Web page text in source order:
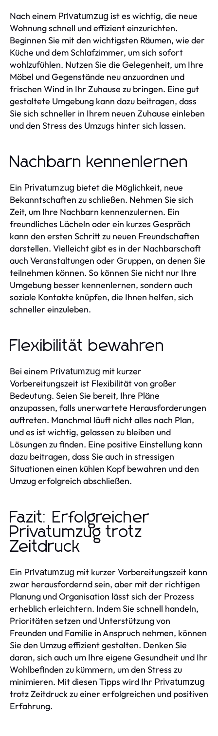
Nach einem Privatumzug ist es wichtig, die neue
Wohnung schnell und effizient einzurichten.
Beginnen Sie mit den wichtigsten Räumen, wie der
Küche und dem Schlafzimmer, um sich sofort
wohlzufühlen. Nutzen Sie die Gelegenheit, um Ihre
Möbel und Gegenstände neu anzuordnen und
frischen Wind in Ihr Zuhause zu bringen. Eine gut
gestaltete Umgebung kann dazu beitragen, dass
Sie sich schneller in Ihrem neuen Zuhause einleben
und den Stress des Umzugs hinter sich lassen.
Nachbarn kennenlernen
Ein Privatumzug bietet die Möglichkeit, neue
Bekanntschaften zu schließen. Nehmen Sie sich
Zeit, um Ihre Nachbarn kennenzulernen. Ein
freundliches Lächeln oder ein kurzes Gespräch
kann den ersten Schritt zu neuen Freundschaften
darstellen. Vielleicht gibt es in der Nachbarschaft
auch Veranstaltungen oder Gruppen, an denen Sie
teilnehmen können. So können Sie nicht nur Ihre
Umgebung besser kennenlernen, sondern auch
soziale Kontakte knüpfen, die Ihnen helfen, sich
schneller einzuleben.
Flexibilität bewahren
Bei einem Privatumzug mit kurzer
Vorbereitungszeit ist Flexibilität von großer
Bedeutung. Seien Sie bereit, Ihre Pläne
anzupassen, falls unerwartete Herausforderungen
auftreten. Manchmal läuft nicht alles nach Plan,
und es ist wichtig, gelassen zu bleiben und
Lösungen zu finden. Eine positive Einstellung kann
dazu beitragen, dass Sie auch in stressigen
Situationen einen kühlen Kopf bewahren und den
Umzug erfolgreich abschließen.
Fazit: Erfolgreicher
Privatumzug trotz
Zeitdruck
Ein Privatumzug mit kurzer Vorbereitungszeit kann
zwar herausfordernd sein, aber mit der richtigen
Planung und Organisation lässt sich der Prozess
erheblich erleichtern. Indem Sie schnell handeln,
Prioritäten setzen und Unterstützung von
Freunden und Familie in Anspruch nehmen, können
Sie den Umzug effizient gestalten. Denken Sie
daran, sich auch um Ihre eigene Gesundheit und Ihr
Wohlbefinden zu kümmern, um den Stress zu
minimieren. Mit diesen Tipps wird Ihr Privatumzug
trotz Zeitdruck zu einer erfolgreichen und positiven
Erfahrung.